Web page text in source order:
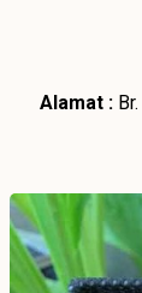
Alamat :